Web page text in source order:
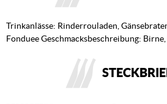
Trinkanlässe: Rinderrouladen,
Fonduee Geschmacksbeschreibung: